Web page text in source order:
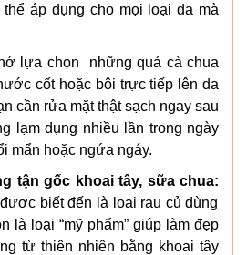
áp dụng cho mọi loại da mà
lựa chọn những quả cà chua
cốt hoặc bôi trực tiếp lên da
cần rửa mặt thật sạch ngay sau
lạm dụng nhiều lần trong ngày
mẩn hoặc ngứa ngáy.
tận gốc khoai tây, sữa chua:
biết đến là loại rau củ dùng
là loại “mỹ phẩm” giúp làm đẹp
từ thiên nhiên bằng khoai tây